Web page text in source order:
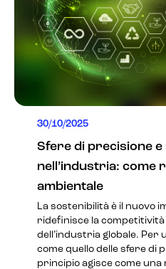
30/10/2025
Sfere di precisione
nell’industria: come
ambientale
La sostenibilità è il nuovo
ridefinisce la
dell’industria globale. Per
come quello delle sfere di
principio agisce come